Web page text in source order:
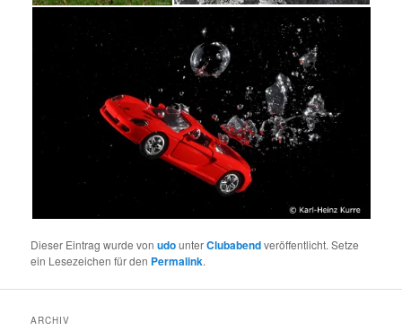
Dieser Eintrag wurde vonudounterClubabendveröffentlicht. Setze
ein Lesezeichen für den Permalink.
ARCHIV